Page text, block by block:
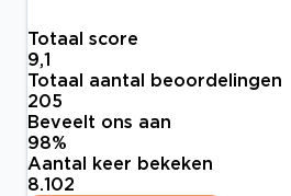
Totaal score
9,1
Totaal aantal beoordelingen
205
Beveelt ons aan
98%
Aantal keer bekeken
8.102